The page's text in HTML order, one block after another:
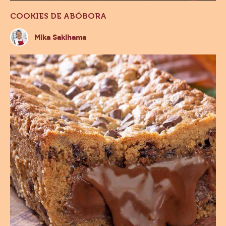
COOKIES DE ABÓBORA
Mika
Sakihama
Mika Sakihama
Barra
Cookies